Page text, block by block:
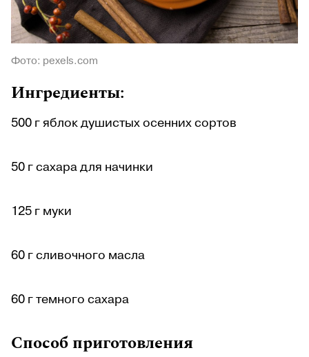
Фото: pexels.com
Ингредиенты:
500 г яблок душистых осенних сортов
50 г сахара для начинки
125 г муки
60 г сливочного масла
60 г темного сахара
Способ приготовления